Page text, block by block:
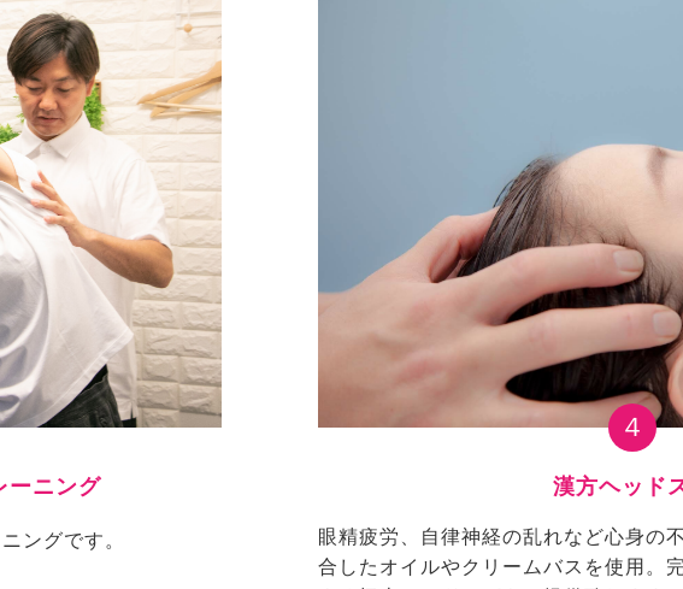
ーニング
ングです。
４
漢方ヘッド
眼精疲労、自律神経の乱れなど心身の
合したオイルやクリームバスを使用。